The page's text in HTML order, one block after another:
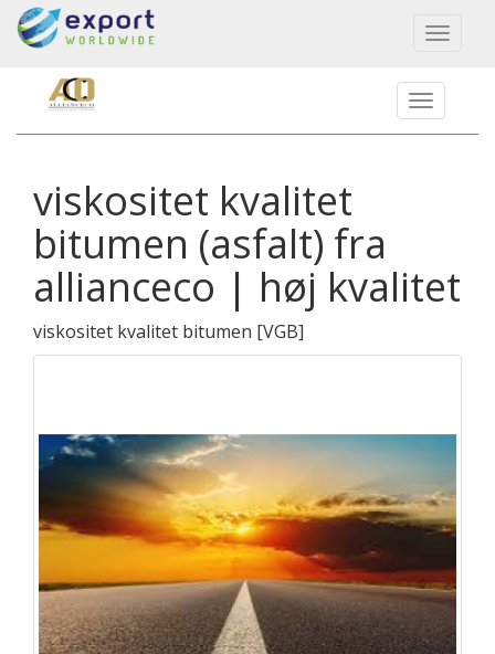
Toggle
viskositet kvalitet
bitumen (asfalt) fra
allianceco | høj kvalitet
viskositet kvalitet bitumen [VGB]